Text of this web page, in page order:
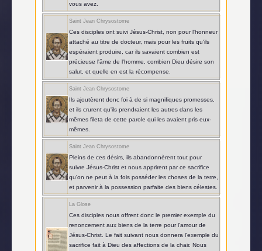
vous avez.
Saint Jean Chrysostome
Ces disciples ont suivi Jésus-Christ, non pour l'honneur
attaché au titre de docteur, mais pour les fruits qu'ils
espéraient produire, car ils savaient combien est
précieuse l'âme de l'homme, combien Dieu désire son
salut, et quelle en est la récompense.
Saint Jean Chrysostome
Ils ajoutèrent donc foi à de si magnifiques promesses,
et ils crurent qu'ils prendraient les autres dans les
mêmes fileta de cette parole qui les avaient pris eux-
mêmes.
Saint Jean Chrysostome
Pleins de ces désirs, ils abandonnèrent tout pour
suivre Jésus-Christ et nous apprirent par ce sacrifice
qu'on ne peut à la fois posséder les choses de la terre,
et parvenir à la possession parfaite des biens célestes.
La Glose
Ces disciples nous offrent donc le premier exemple du
renoncement aux biens de la terre pour l'amour de
Jésus-Christ. Le fait suivant nous donnera l'exemple du
sacrifice fait à Dieu des affections de la chair. Nous